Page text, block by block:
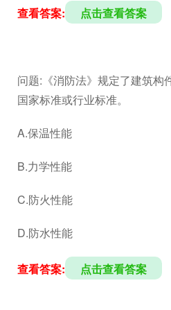
查看答案: 点击查看答案
问题:《消防法》规定了建筑构
国家标准或行业标准。
A.保温性能
B.力学性能
C.防火性能
D.防水性能
查看答案: 点击查看答案